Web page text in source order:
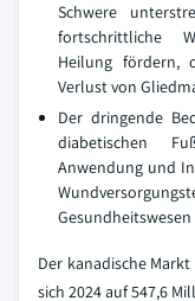
Schwere
fortschrittliche
Heilung fördern,
Verlust von
Der dringende
diabetischen
Anwendung und
Der kanadische
sich 2024 auf 547,6